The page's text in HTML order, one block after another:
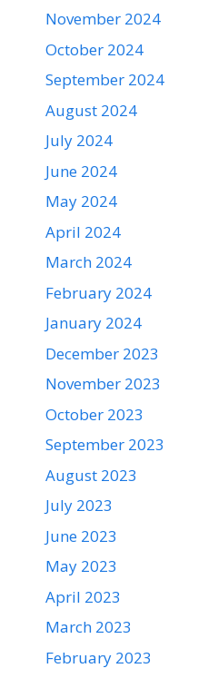
November 2024
October 2024
September 2024
August 2024
July 2024
June 2024
May 2024
April 2024
March 2024
February 2024
January 2024
December 2023
November 2023
October 2023
September 2023
August 2023
July 2023
June 2023
May 2023
April 2023
March 2023
February 2023